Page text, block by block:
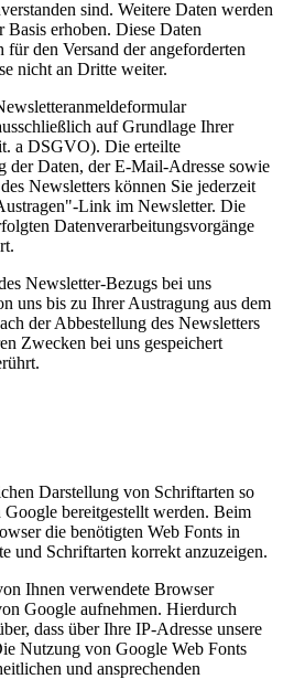
sind. Weitere Daten werden
erhoben. Diese Daten
den Versand der angeforderten
nicht an Dritte weiter.
auf Grundlage Ihrer
a DSGVO). Die erteilte
der Daten, der E-Mail-Adresse sowie
Newsletters können Sie jederzeit
Link im Newsletter. Die
Datenverarbeitungsvorgänge
Newsletter-Bezugs bei uns
uns bis zu Ihrer Austragung aus dem
der Abbestellung des Newsletters
Zwecken bei uns gespeichert
Darstellung von Schriftarten so
Google bereitgestellt werden. Beim
die benötigten Web Fonts in
und Schriftarten korrekt anzuzeigen.
Ihnen verwendete Browser
Google aufnehmen. Hierdurch
dass über Ihre IP-Adresse unsere
Nutzung von Google Web Fonts
und ansprechenden